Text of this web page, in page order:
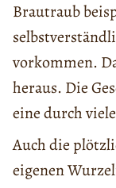
Brautraub
vorkommen.
heraus. Die
eine durch
Auch die
eigenen